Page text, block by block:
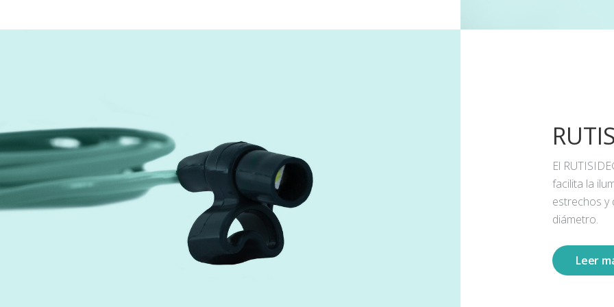
El
facilita la
estrechos y
diámetro.
Leer